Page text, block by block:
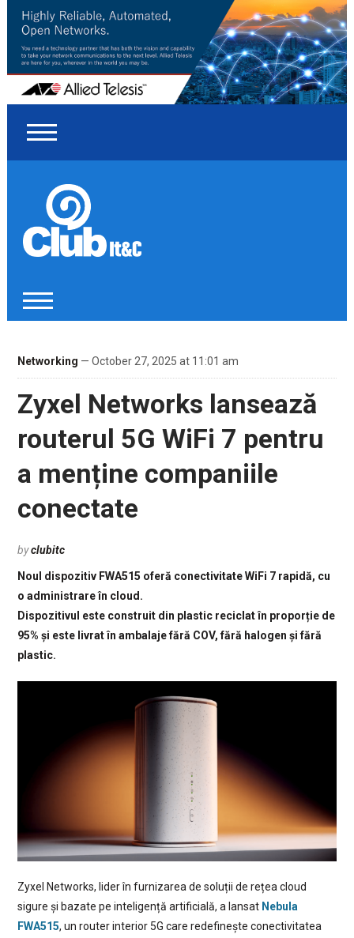
Networking — October 27, 2025 at 11:01 am
Zyxel Networks lansează
routerul 5G WiFi 7 pentru
a menține companiile
conectate
byclubitc
Noul dispozitiv FWA515 oferă conectivitate WiFi 7 rapidă, cu
o administrare în cloud.
Dispozitivul este construit din plastic reciclat în proporție de
95% și este livrat în ambalaje fără COV, fără halogen și fără
plastic.
Zyxel Networks, lider în furnizarea de soluții de rețea cloud
sigure și bazate pe inteligență artificială, a lansat Nebula
FWA515, un router interior 5G care redefinește conectivitatea